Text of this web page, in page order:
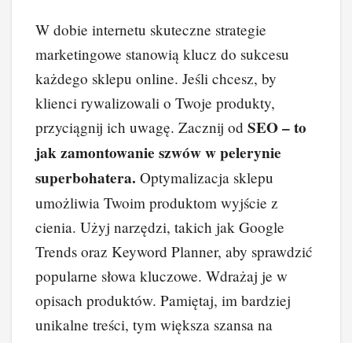
W dobie internetu skuteczne strategie
marketingowe stanowią klucz do sukcesu
każdego sklepu online. Jeśli chcesz, by
klienci rywalizowali o Twoje produkty,
przyciągnij ich uwagę. Zacznij od SEO – to
jak zamontowanie szwów w pelerynie
superbohatera. Optymalizacja sklepu
umożliwia Twoim produktom wyjście z
cienia. Użyj narzędzi, takich jak Google
Trends oraz Keyword Planner, aby sprawdzić
popularne słowa kluczowe. Wdrażaj je w
opisach produktów. Pamiętaj, im bardziej
unikalne treści, tym większa szansa na